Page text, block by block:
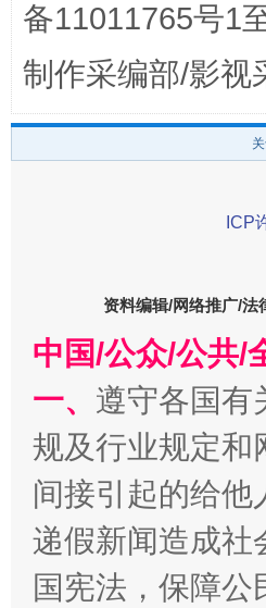
千年窑火 生生不息
备11011765号1
制作采编部/影视
ICP
资料编辑/网络推广/法
中国/公众/公共/
一、 遵守各国有
规及行业规定和
间接引起的给
递假新闻造成社
国宪法，保障